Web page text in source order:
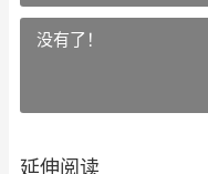
没有了！
延伸阅读